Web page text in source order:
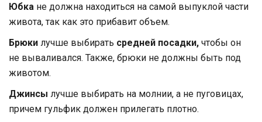
Юбка не должна находиться на самой выпуклой части
живота, так как это прибавит объем.
Брюки лучше выбирать средней посадки, чтобы он
не вываливался. Также, брюки не должны быть под
животом.
Джинсы лучше выбирать на молнии, а не пуговицах,
причем гульфик должен прилегать плотно.